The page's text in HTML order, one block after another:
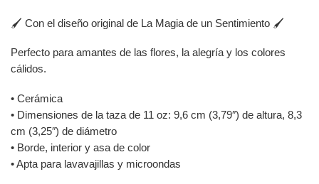
🖌️ Con el diseño original de La Magia de un Sentimiento 🖌️
Perfecto para amantes de las flores, la alegría y los colores
cálidos.
• Cerámica
• Dimensiones de la taza de 11 oz: 9,6 cm (3,79″) de altura, 8,3
cm (3,25″) de diámetro
• Borde, interior y asa de color
• Apta para lavavajillas y microondas